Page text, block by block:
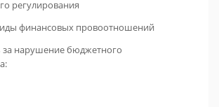
регулирования
финансовых провоотношений
за нарушение бюджетного